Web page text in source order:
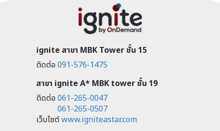
ignite สาขา MBK Tower ชั้น 15
ติดต่อ091-576-1475
สาขา ignite A* MBK tower ชั้น 19
ติดต่อ061-265-0047
061-265-0507
เว็บไซต์www.igniteastar.com